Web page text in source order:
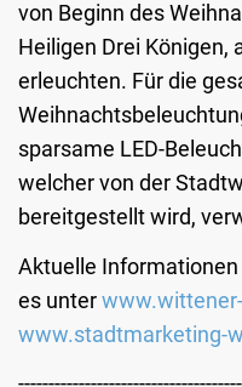
von Beginn des
Heiligen Drei Königen,
erleuchten. Für die
sparsame LED-
welcher von der
bereitgestellt wird,
Aktuelle
es unter
www.stadtmarketing-